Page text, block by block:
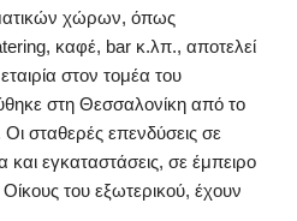
χώρων, όπως
καφέ, bar κ.λπ., αποτελεί
στον τομέα του
στη Θεσσαλονίκη από το
σταθερές επενδύσεις σε
εγκαταστάσεις, σε έμπειρο
του εξωτερικού, έχουν